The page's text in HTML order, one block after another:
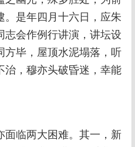
是年四月十六日，应朱
会作例行讲演，讲坛设
毕，屋顶水泥塌落，听
，穆亦头破昏迷，幸能
临两大困难。其一，新